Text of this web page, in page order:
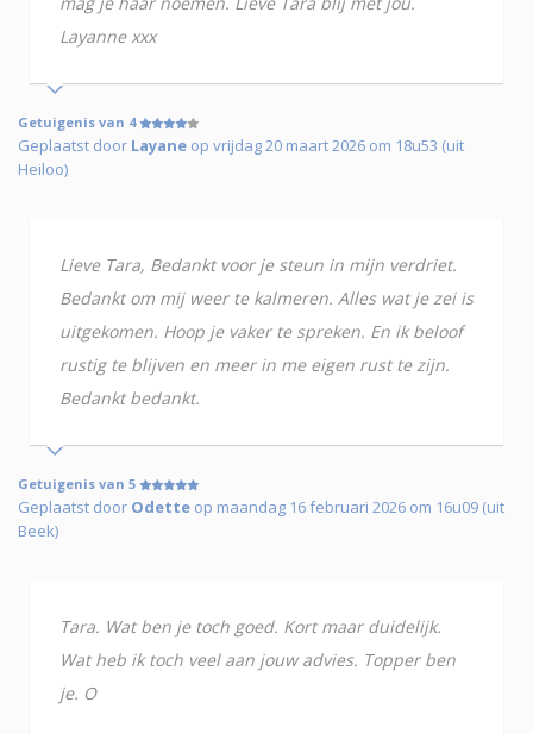
Layanne xxx
Getuigenis van 4
Geplaatst door Layane op vrijdag 20 maart 2026 om 18u53 (uit
Heiloo)
Lieve Tara, Bedankt voor je steun in mijn verdriet.
Bedankt om mij weer te kalmeren. Alles wat je zei is
uitgekomen. Hoop je vaker te spreken. En ik beloof
rustig te blijven en meer in me eigen rust te zijn.
Bedankt bedankt.
Getuigenis van 5
Geplaatst door Odette op maandag 16 februari 2026 om 16u09 (uit
Beek)
Tara. Wat ben je toch goed. Kort maar duidelijk.
Wat heb ik toch veel aan jouw advies. Topper ben
je. O